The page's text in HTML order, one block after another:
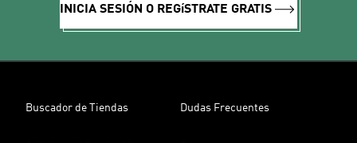
INICIA SESIÓN O REGíSTRATE GRATIS
Buscador de Tiendas Dudas Frecuentes